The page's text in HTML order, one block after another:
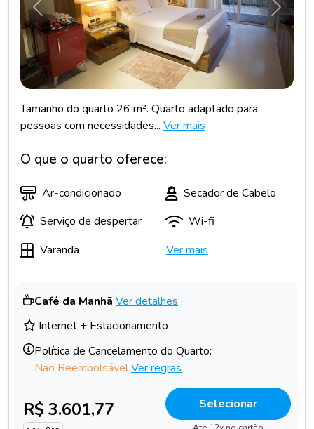
Anterior
Tamanho do quarto 26 m². Quarto adaptado para
pessoas com necessidades... Ver mais
O que o quarto oferece:
Ar-condicionado
Secador de Cabelo
Serviço de despertar
Wi-fi
Varanda
Ver mais
Café da Manhã Ver detalhes
Internet + Estacionamento
Política de Cancelamento do Quarto:
Não ReembolsávelVer regras
R$ 3.601,77 Selecionar